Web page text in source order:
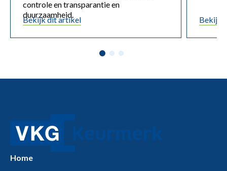
controle en transparantie en
duurzaamheid.
Bekijk dit artikel Bekijk
Home